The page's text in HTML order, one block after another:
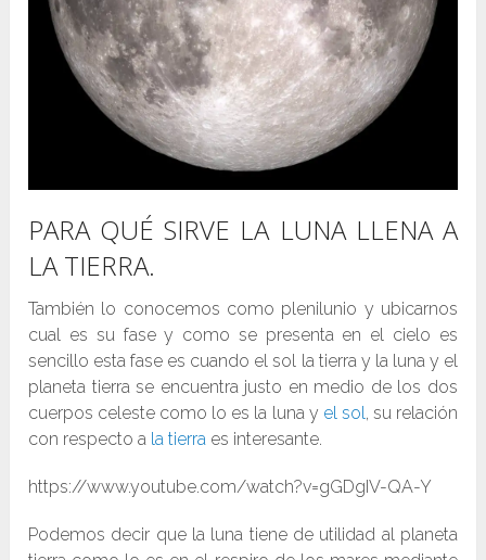
PARA QUÉ SIRVE LA LUNA LLENA A
LA TIERRA.
También lo conocemos como plenilunio y ubicarnos
cual es su fase y como se presenta en el cielo es
sencillo esta fase es cuando el sol la tierra y la luna y el
planeta tierra se encuentra justo en medio de los dos
cuerpos celeste como lo es la luna y el sol, su relación
con respecto a la tierra es interesante.
https://www.youtube.com/watch?v=gGDgIV-QA-Y
Podemos decir que la luna tiene de utilidad al planeta